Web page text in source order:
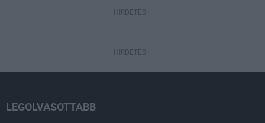
HIRDETÉS
HIRDETÉS
LEGOLVASOTTABB